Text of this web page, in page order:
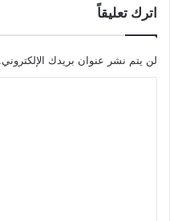
اترك تعليقاً
لن يتم نشر عنوان بريدك الإلكتروني.